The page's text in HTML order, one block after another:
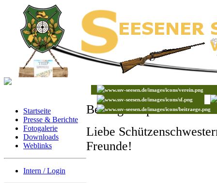
Startseite
Presse & Berichte
Fotogalerie
Downloads
Weblinks
Intern / Login
Beiträge / Spenden
Liebe
Freunde!